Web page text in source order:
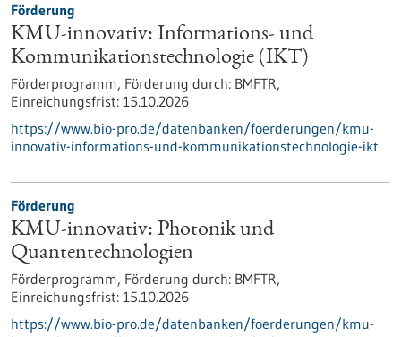
Förderung
KMU-innovativ: Informations- und
Kommunikationstechnologie (IKT)
Förderprogramm, Förderung durch: BMFTR,
Einreichungsfrist: 15.10.2026
https://www.bio-pro.de/datenbanken/foerderungen/kmu-
innovativ-informations-und-kommunikationstechnologie-ikt
Förderung
KMU-innovativ: Photonik und
Quantentechnologien
Förderprogramm, Förderung durch: BMFTR,
Einreichungsfrist: 15.10.2026
https://www.bio-pro.de/datenbanken/foerderungen/kmu-